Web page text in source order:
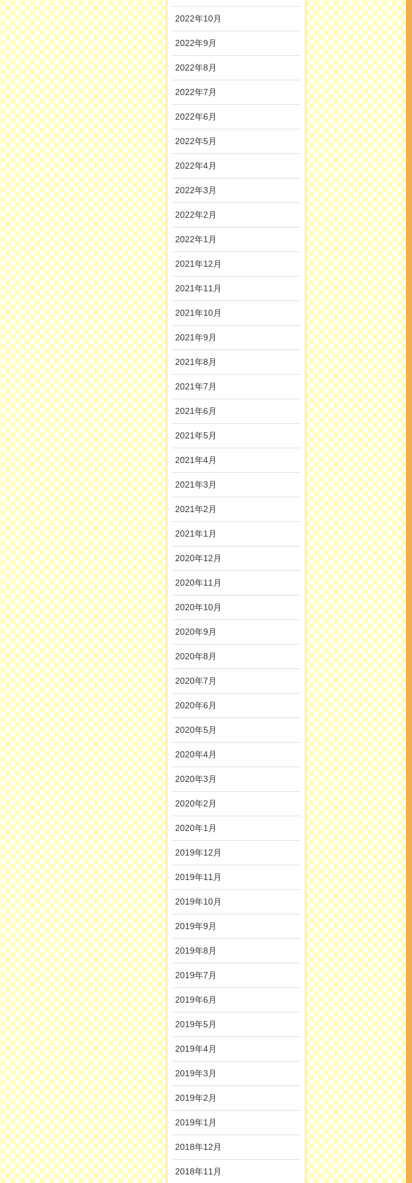
2022年10月
2022年9月
2022年8月
2022年7月
2022年6月
2022年5月
2022年4月
2022年3月
2022年2月
2022年1月
2021年12月
2021年11月
2021年10月
2021年9月
2021年8月
2021年7月
2021年6月
2021年5月
2021年4月
2021年3月
2021年2月
2021年1月
2020年12月
2020年11月
2020年10月
2020年9月
2020年8月
2020年7月
2020年6月
2020年5月
2020年4月
2020年3月
2020年2月
2020年1月
2019年12月
2019年11月
2019年10月
2019年9月
2019年8月
2019年7月
2019年6月
2019年5月
2019年4月
2019年3月
2019年2月
2019年1月
2018年12月
2018年11月